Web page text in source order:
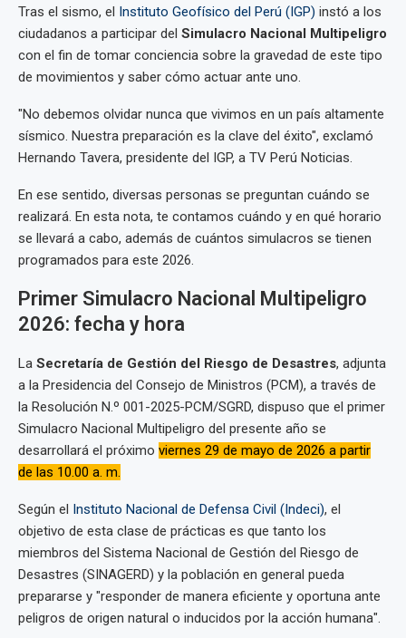
Tras el sismo, el
Instituto Geofísico del Perú (IGP) instó a los
ciudadanos a participar del Simulacro Nacional Multipeligro
con el fin de tomar conciencia sobre la gravedad de este tipo
de movimientos y saber cómo actuar ante uno.
"No debemos olvidar nunca que vivimos en un país altamente
sísmico. Nuestra preparación es la clave del éxito", exclamó
Hernando Tavera, presidente del IGP, a TV Perú Noticias.
En ese sentido, diversas personas se preguntan cuándo se
realizará. En esta nota, te contamos cuándo y en qué horario
se llevará a cabo, además de cuántos simulacros se tienen
programados para este 2026.
Primer Simulacro Nacional Multipeligro
2026: fecha y hora
La Secretaría de Gestión del Riesgo de Desastres, adjunta
a la Presidencia del Consejo de Ministros (PCM), a través de
la Resolución N.º 001-2025-PCM/SGRD, dispuso que el primer
Simulacro Nacional Multipeligro del presente año se
desarrollará el próximo viernes 29 de mayo de 2026 a partir
de las 10.00 a. m.
Según el Instituto Nacional de Defensa Civil (Indeci), el
objetivo de esta clase de prácticas es que tanto los
miembros del Sistema Nacional de Gestión del Riesgo de
Desastres (SINAGERD) y la población en general pueda
prepararse y "responder de manera eficiente y oportuna ante
peligros de origen natural o inducidos por la acción humana".